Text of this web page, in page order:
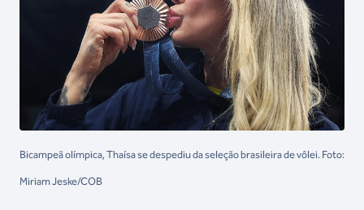
Bicampeã olímpica, Thaísa se despediu da seleção brasileira de vôlei. Foto:
Miriam Jeske/COB